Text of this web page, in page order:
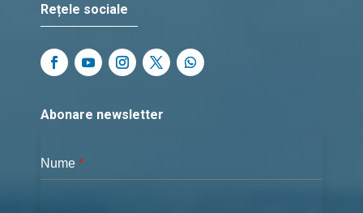
Rețele sociale
Abonare newsletter
Nume *